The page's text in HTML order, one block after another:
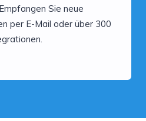
Sie neue
per E-Mail oder über 300